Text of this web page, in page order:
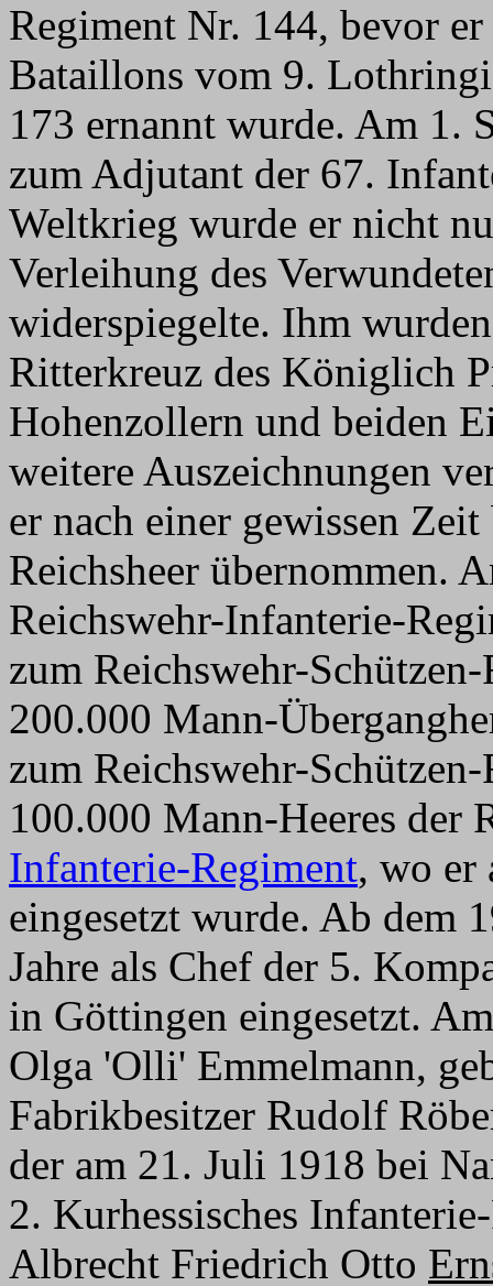
Regiment Nr. 144, bevor
Bataillons vom 9.
173 ernannt wurde. Am 1.
zum Adjutant der 67.
Weltkrieg wurde er nicht
Verleihung des
widerspiegelte. Ihm
Ritterkreuz des Königlich
Hohenzollern und beiden
weitere Auszeichnungen
er nach einer gewissen
Reichsheer übernommen.
Reichswehr-Infanterie-
zum Reichswehr-
200.000 Mann-
zum Reichswehr-
100.000 Mann-Heeres der
Infanterie-Regiment, wo er
eingesetzt wurde. Ab dem
Jahre als Chef der 5.
in Göttingen eingesetzt.
Olga 'Olli' Emmelmann,
Fabrikbesitzer Rudolf
der am 21. Juli 1918 bei
2. Kurhessisches
Albrecht Friedrich Otto